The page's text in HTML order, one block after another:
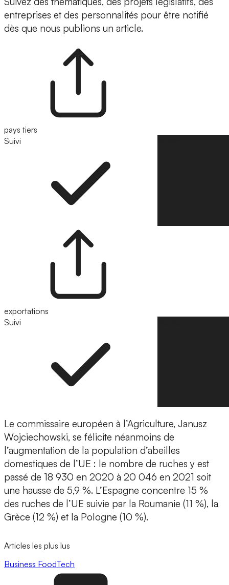
entreprises et des personnalités pour être notifié
dès que nous publions un article.
pays tiers
Suivi
exportations
Suivi
Le commissaire européen à l’Agriculture, Janusz
Wojciechowski, se félicite néanmoins de
l’augmentation de la population d’abeilles
domestiques de l’UE : le nombre de ruches y est
passé de 18 930 en 2020 à 20 046 en 2021 soit
une hausse de 5,9 %. L’Espagne concentre 15 %
des ruches de l’UE suivie par la Roumanie (11 %), la
Grèce (12 %) et la Pologne (10 %).
Articles les plus lus
Business FoodTech